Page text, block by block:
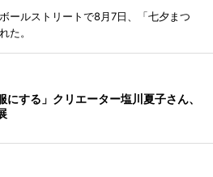
ールストリートで8月7日、「七夕まつ
た。
にする」クリエーター塩川夏子さん、